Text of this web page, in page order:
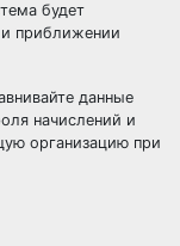
будет
и приближении
данные
начислений и
организацию при